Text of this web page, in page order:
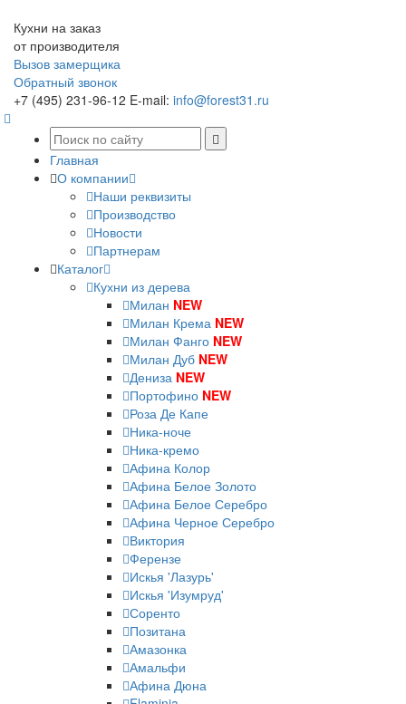
Кухни на заказ
от производителя
Вызов замерщика
Обратный звонок
+7 (495) 231-96-12 E-mail: info@forest31.ru
Главная
О компании
Наши реквизиты
Производство
Новости
Партнерам
Каталог
Кухни из дерева
Милан NEW
Милан Крема NEW
Милан Фанго NEW
Милан Дуб NEW
Дениза NEW
Портофино NEW
Роза Де Капе
Ника-ноче
Ника-кремо
Афина Колор
Афина Белое Золото
Афина Белое Серебро
Афина Черное Серебро
Виктория
Ферензе
Искья 'Лазурь'
Искья 'Изумруд'
Соренто
Позитана
Амазонка
Амальфи
Афина Дюна